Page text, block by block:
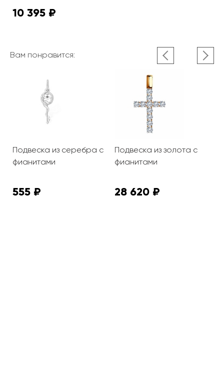
10 395 ₽
Вам понравится:
Подвеска из серебра с
фианитами
555 ₽
Подвеска из золота с
фианитами
28 620 ₽